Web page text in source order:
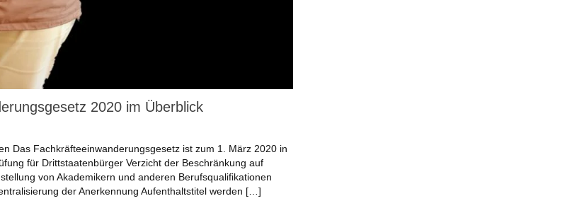
2020 im Überblick
Das Fachkräfteeinwanderungsgesetz ist zum 1. März 2020 in
für Drittstaatenbürger Verzicht der Beschränkung auf
von Akademikern und anderen Berufsqualifikationen
der Anerkennung Aufenthaltstitel werden […]